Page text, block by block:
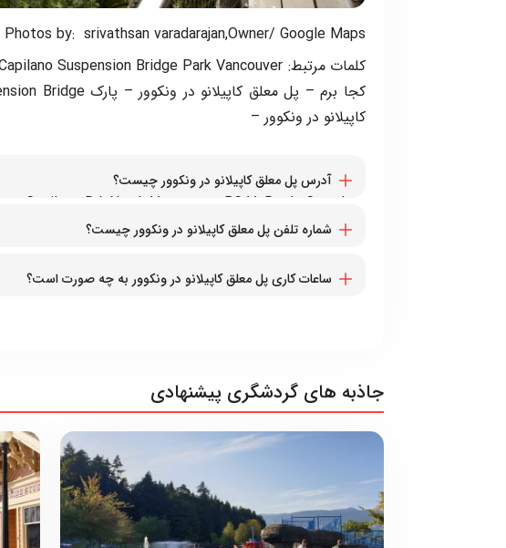
Photos by: srivathsan varadarajan,Owner/ Google Maps
کاپیلانو در ونکوور –
آدرس پل معلق کاپیلانو در ونکوور چیست؟
۳۷۳۵Capilano Rd, North Vancouver, BC V7R 4J1, Canada
شماره تلفن پل معلق کاپیلانو در ونکوور چیست؟
ساعات کاری پل معلق کاپیلانو در ونکوور به چه صورت است؟
جاذبه های گردشگری پیشنهادی